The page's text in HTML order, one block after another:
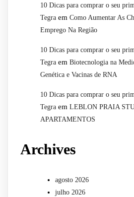
10 Dicas para comprar o seu
Tegra em Como Aumentar As
Emprego Na Região
10 Dicas para comprar o seu
Tegra em Biotecnologia na
Genética e Vacinas de RNA
10 Dicas para comprar o seu
Tegra em LEBLON PRAIA
APARTAMENTOS
Archives
agosto 2026
julho 2026